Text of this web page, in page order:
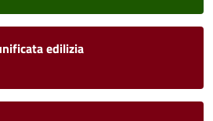
edilizia